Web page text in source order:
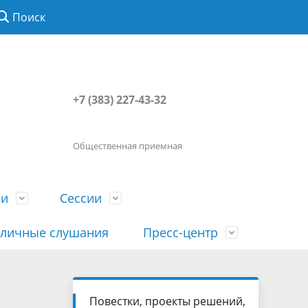
Поиск
+7 (383) 227-43-32
Общественная приемная
История
Сессии
Порядок посещения сессии
гражданами
Сведения о доходах, расходах, об
имуществе, обязательствах
слушания Пресс-центр
Наша "Прямая линия"
Повестки, проекты решений,